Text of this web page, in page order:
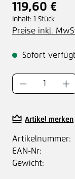
Regulärer Preis:
119,60 €
Inhalt: 1 Stück
Preise inkl.
Sofort
Produkt
Artikel merken
Artikelnummer:
EAN-Nr:
Gewicht: